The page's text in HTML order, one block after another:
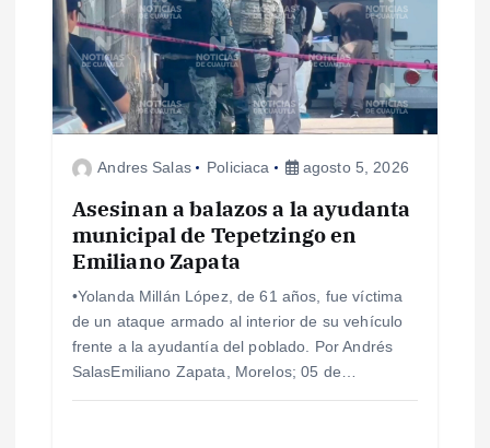
ó
n
Andres Salas Policiaca agosto 5, 2026
Asesinan a balazos a la ayudanta
municipal de Tepetzingo en
Emiliano Zapata
•Yolanda Millán López, de 61 años, fue víctima
de un ataque armado al interior de su vehículo
frente a la ayudantía del poblado. Por Andrés
SalasEmiliano Zapata, Morelos; 05 de…